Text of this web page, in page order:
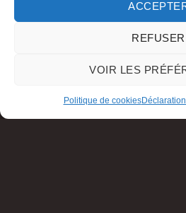
REFUSER
VOIR LES
Politique de cookies